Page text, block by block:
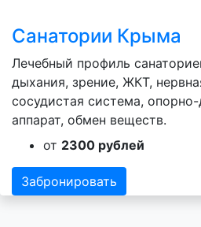
Санатории Крыма
Лечебный профиль
дыхания, зрение, ЖКТ,
сосудистая система,
аппарат, обмен веществ.
от 2300 рублей
Забронировать